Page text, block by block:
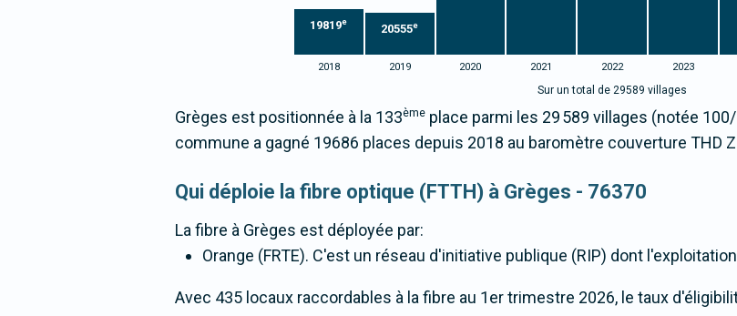
19819e
20555e
2018 2019 2020 2021 2022 2023
Sur un total de 29589 villages
Grèges est positionnée à la 133ème place parmi les 29 589 villages (notée
commune a gagné 19686 places depuis 2018 au baromètre couverture THD
Qui déploie la fibre optique (FTTH) à Grèges - 76370
La fibre à Grèges est déployée par:
Orange (FRTE). C'est un réseau d'initiative publique (RIP) dont
Avec 435 locaux raccordables à la fibre au 1er trimestre 2026, le taux